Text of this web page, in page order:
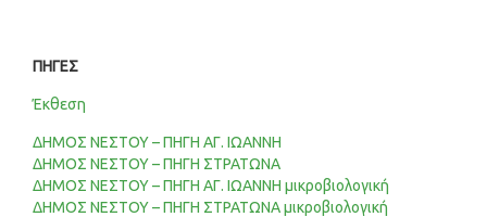
ΠΗΓΕΣ
Έκθεση
ΔΗΜΟΣ ΝΕΣΤΟΥ – ΠΗΓΗ ΑΓ. ΙΩΑΝΝΗ
ΔΗΜΟΣ ΝΕΣΤΟΥ – ΠΗΓΗ ΣΤΡΑΤΩΝΑ
ΔΗΜΟΣ ΝΕΣΤΟΥ – ΠΗΓΗ ΑΓ. ΙΩΑΝΝΗ μικροβιολογική
ΔΗΜΟΣ ΝΕΣΤΟΥ – ΠΗΓΗ ΣΤΡΑΤΩΝΑ μικροβιολογική